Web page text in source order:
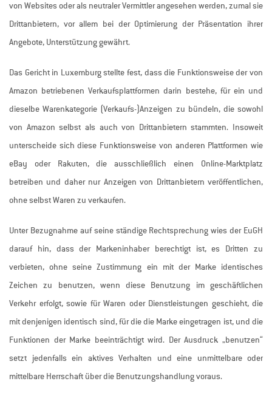
von Websites oder als neutraler Vermittler angesehen werden, zumal sie
Drittanbietern, vor allem bei der Optimierung der Präsentation ihrer
Angebote, Unterstützung gewährt.
Das Gericht in Luxemburg stellte fest, dass die Funktionsweise der von
Amazon betriebenen Verkaufsplattformen darin bestehe, für ein und
dieselbe Warenkategorie (Verkaufs-)Anzeigen zu bündeln, die sowohl
von Amazon selbst als auch von Drittanbietern stammten. Insoweit
unterscheide sich diese Funktionsweise von anderen Plattformen wie
eBay oder Rakuten, die ausschließlich einen Online-Marktplatz
betreiben und daher nur Anzeigen von Drittanbietern veröffentlichen,
ohne selbst Waren zu verkaufen.
Unter Bezugnahme auf seine ständige Rechtsprechung wies der EuGH
darauf hin, dass der Markeninhaber berechtigt ist, es Dritten zu
verbieten, ohne seine Zustimmung ein mit der Marke identisches
Zeichen zu benutzen, wenn diese Benutzung im geschäftlichen
Verkehr erfolgt, sowie für Waren oder Dienstleistungen geschieht, die
mit denjenigen identisch sind, für die die Marke eingetragen ist, und die
Funktionen der Marke beeinträchtigt wird. Der Ausdruck „benutzen“
setzt jedenfalls ein aktives Verhalten und eine unmittelbare oder
mittelbare Herrschaft über die Benutzungshandlung voraus.